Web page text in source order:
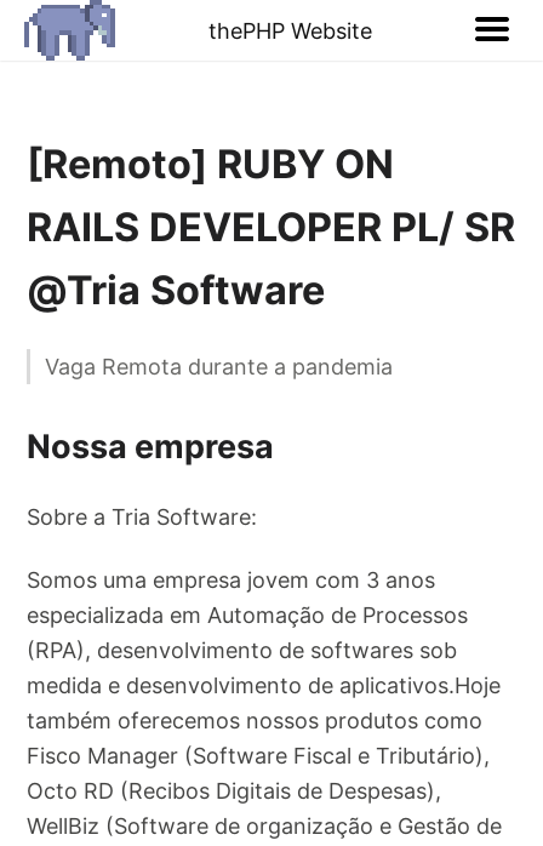
thePHP Website
[Remoto] RUBY ON
RAILS DEVELOPER PL/ SR
@Tria Software
Vaga Remota durante a pandemia
Nossa empresa
Sobre a Tria Software:
Somos uma empresa jovem com 3 anos
especializada em Automação de Processos
(RPA), desenvolvimento de softwares sob
medida e desenvolvimento de aplicativos.Hoje
também oferecemos nossos produtos como
Fisco Manager (Software Fiscal e Tributário),
Octo RD (Recibos Digitais de Despesas),
WellBiz (Software de organização e Gestão de